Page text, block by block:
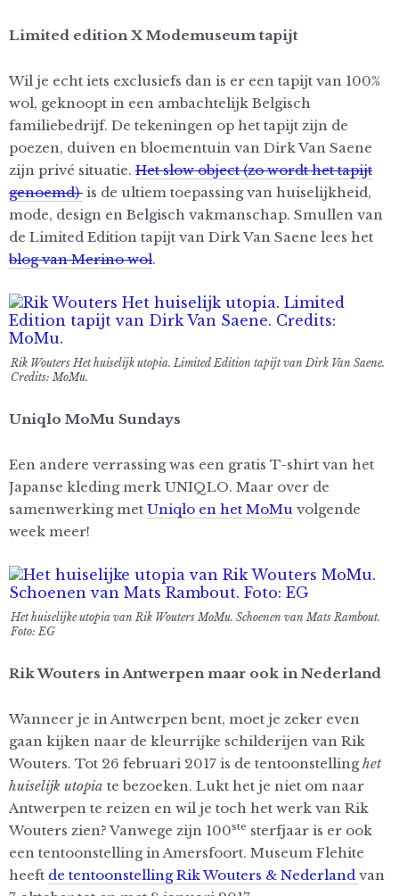
Limited edition X Modemuseum tapijt
Wil je echt iets exclusiefs dan is er een tapijt van 100%
wol, geknoopt in een ambachtelijk Belgisch
familiebedrijf. De tekeningen op het tapijt zijn de
poezen, duiven en bloementuin van Dirk Van Saene
zijn privé situatie. Het slow object (zo wordt het tapijt
genoemd) is de ultiem toepassing van huiselijkheid,
mode, design en Belgisch vakmanschap. Smullen van
de Limited Edition tapijt van Dirk Van Saene lees het
blog van Merino wol.
Rik Wouters Het huiselijk utopia. Limited Edition tapijt van Dirk Van Saene.
Credits: MoMu.
Uniqlo MoMu Sundays
Een andere verrassing was een gratis T-shirt van het
Japanse kleding merk UNIQLO. Maar over de
samenwerking met Uniqlo en het MoMu volgende
week meer!
Het huiselijke utopia van Rik Wouters MoMu. Schoenen van Mats Rambout.
Foto: EG
Rik Wouters in Antwerpen maar ook in Nederland
Wanneer je in Antwerpen bent, moet je zeker even
gaan kijken naar de kleurrijke schilderijen van Rik
Wouters. Tot 26 februari 2017 is de tentoonstellinghet
huiselijk utopia te bezoeken. Lukt het je niet om naar
Antwerpen te reizen en wil je toch het werk van Rik
Wouters zien? Vanwege zijn 100ste sterfjaar is er ook
een tentoonstelling in Amersfoort. Museum Flehite
heeft de tentoonstelling Rik Wouters & Nederland van